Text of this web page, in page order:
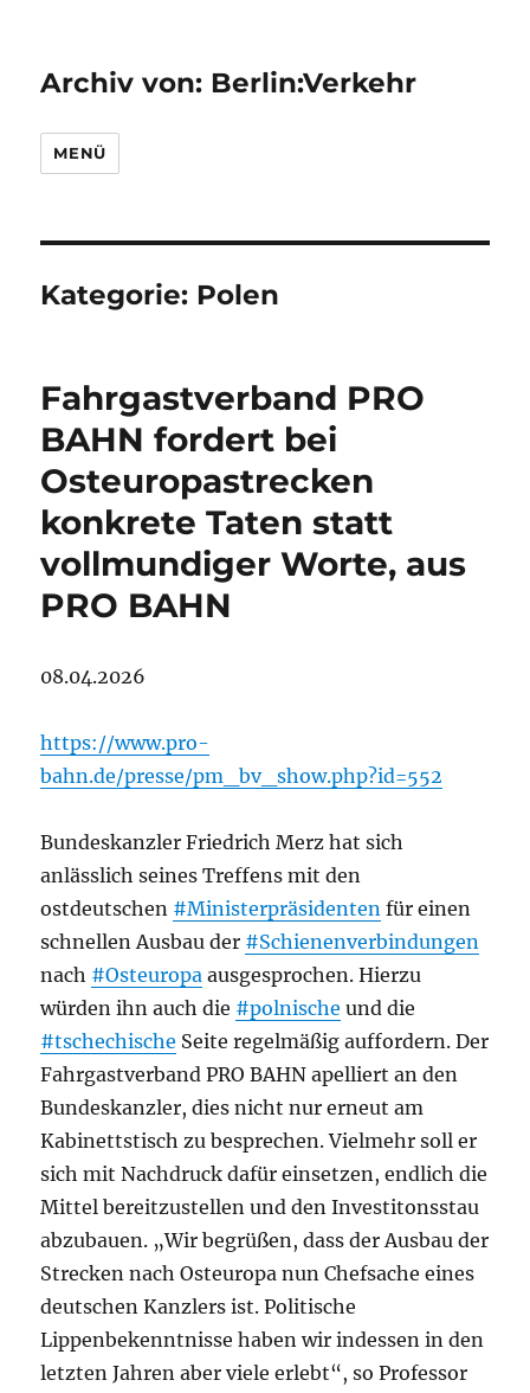
Archiv von: Berlin:Verkehr
MENÜ
Kategorie: Polen
Fahrgastverband PRO
BAHN fordert bei
Osteuropastrecken
konkrete Taten statt
vollmundiger Worte, aus
PRO BAHN
08.04.2026
https://www.pro-
bahn.de/presse/pm_bv_show.php?id=552
Bundeskanzler Friedrich Merz hat sich
anlässlich seines Treffens mit den
ostdeutschen #Ministerpräsidenten für einen
schnellen Ausbau der #Schienenverbindungen
nach #Osteuropa ausgesprochen. Hierzu
würden ihn auch die #polnische und die
#tschechische Seite regelmäßig auffordern. Der
Fahrgastverband PRO BAHN apelliert an den
Bundeskanzler, dies nicht nur erneut am
Kabinettstisch zu besprechen. Vielmehr soll er
sich mit Nachdruck dafür einsetzen, endlich die
Mittel bereitzustellen und den Investitonsstau
abzubauen. „Wir begrüßen, dass der Ausbau der
Strecken nach Osteuropa nun Chefsache eines
deutschen Kanzlers ist. Politische
Lippenbekenntnisse haben wir indessen in den
letzten Jahren aber viele erlebt“, so Professor